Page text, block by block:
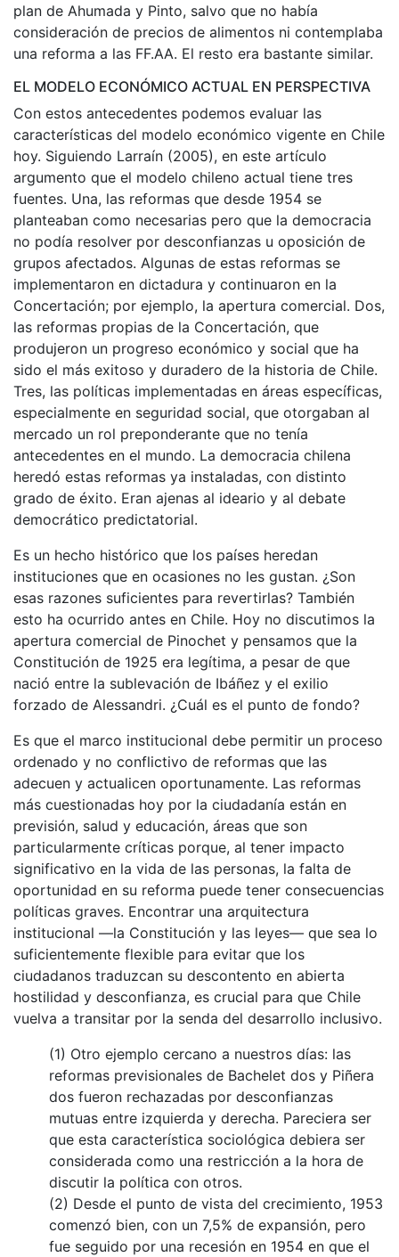
plan de Ahumada y Pinto, salvo que no había
consideración de precios de alimentos ni contemplaba
una reforma a las FF.AA. El resto era bastante similar.
EL MODELO ECONÓMICO ACTUAL EN PERSPECTIVA
Con estos antecedentes podemos evaluar las
características del modelo económico vigente en Chile
hoy. Siguiendo Larraín (2005), en este artículo
argumento que el modelo chileno actual tiene tres
fuentes. Una, las reformas que desde 1954 se
planteaban como necesarias pero que la democracia
no podía resolver por desconfianzas u oposición de
grupos afectados. Algunas de estas reformas se
implementaron en dictadura y continuaron en la
Concertación; por ejemplo, la apertura comercial. Dos,
las reformas propias de la Concertación, que
produjeron un progreso económico y social que ha
sido el más exitoso y duradero de la historia de Chile.
Tres, las políticas implementadas en áreas específicas,
especialmente en seguridad social, que otorgaban al
mercado un rol preponderante que no tenía
antecedentes en el mundo. La democracia chilena
heredó estas reformas ya instaladas, con distinto
grado de éxito. Eran ajenas al ideario y al debate
democrático predictatorial.
Es un hecho histórico que los países heredan
instituciones que en ocasiones no les gustan. ¿Son
esas razones suficientes para revertirlas? También
esto ha ocurrido antes en Chile. Hoy no discutimos la
apertura comercial de Pinochet y pensamos que la
Constitución de 1925 era legítima, a pesar de que
nació entre la sublevación de Ibáñez y el exilio
forzado de Alessandri. ¿Cuál es el punto de fondo?
Es que el marco institucional debe permitir un proceso
ordenado y no conflictivo de reformas que las
adecuen y actualicen oportunamente. Las reformas
más cuestionadas hoy por la ciudadanía están en
previsión, salud y educación, áreas que son
particularmente críticas porque, al tener impacto
significativo en la vida de las personas, la falta de
oportunidad en su reforma puede tener consecuencias
políticas graves. Encontrar una arquitectura
institucional —la Constitución y las leyes— que sea lo
suficientemente flexible para evitar que los
ciudadanos traduzcan su descontento en abierta
hostilidad y desconfianza, es crucial para que Chile
vuelva a transitar por la senda del desarrollo inclusivo.
(1) Otro ejemplo cercano a nuestros días: las
reformas previsionales de Bachelet dos y Piñera
dos fueron rechazadas por desconfianzas
mutuas entre izquierda y derecha. Pareciera ser
que esta característica sociológica debiera ser
considerada como una restricción a la hora de
discutir la política con otros.
(2) Desde el punto de vista del crecimiento, 1953
comenzó bien, con un 7,5% de expansión, pero
fue seguido por una recesión en 1954 en que el